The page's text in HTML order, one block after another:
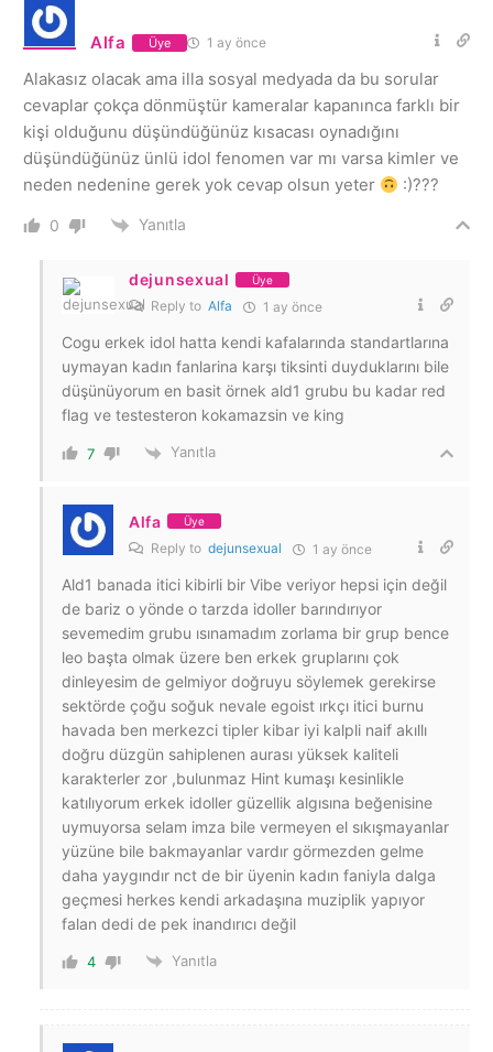
Alfa Üye 1 ay önce
Alakasız olacak ama illa sosyal medyada da bu sorular
cevaplar çokça dönmüştür kameralar kapanınca farklı bir
kişi olduğunu düşündüğünüz kısacası oynadığını
düşündüğünüz ünlü idol fenomen var mı varsa kimler ve
neden nedenine gerek yok cevap olsun yeter
:)???
0 Yanıtla
dejunsexual Üye
Reply to Alfa 1 ay önce
Cogu erkek idol hatta kendi kafalarında standartlarına
uymayan kadın fanlarina karşı tiksinti duyduklarını bile
düşünüyorum en basit örnek ald1 grubu bu kadar red
flag ve testesteron kokamazsin ve king
7 Yanıtla
Alfa Üye
Reply to dejunsexual 1 ay önce
Ald1 banada itici kibirli bir Vibe veriyor hepsi için değil
de bariz o yönde o tarzda idoller barındırıyor
sevemedim grubu ısınamadım zorlama bir grup bence
leo başta olmak üzere ben erkek gruplarını çok
dinleyesim de gelmiyor doğruyu söylemek gerekirse
sektörde çoğu soğuk nevale egoist ırkçı itici burnu
havada ben merkezci tipler kibar iyi kalpli naif akıllı
doğru düzgün sahiplenen aurası yüksek kaliteli
karakterler zor ,bulunmaz Hint kumaşı kesinlikle
katılıyorum erkek idoller güzellik algısına beğenisine
uymuyorsa selam imza bile vermeyen el sıkışmayanlar
yüzüne bile bakmayanlar vardır görmezden gelme
daha yaygındır nct de bir üyenin kadın faniyla dalga
geçmesi herkes kendi arkadaşına muziplik yapıyor
falan dedi de pek inandırıcı değil
4 Yanıtla